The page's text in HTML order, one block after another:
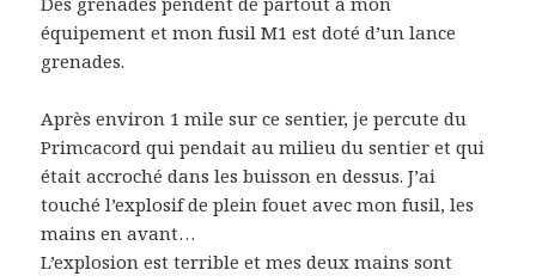
équipement et mon fusil M1 est doté d’un lance
grenades.
Après environ 1 mile sur ce sentier, je percute du
Primcacord qui pendait au milieu du sentier et qui
était accroché dans les buisson en dessus. J’ai
touché l’explosif de plein fouet avec mon fusil, les
mains en avant…
L’explosion est terrible et mes deux mains sont